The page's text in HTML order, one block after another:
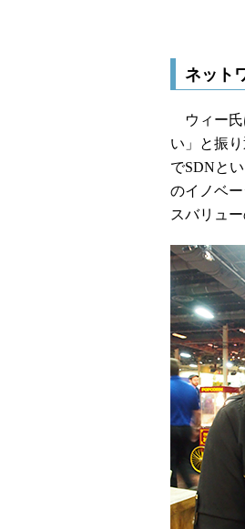
ネット
ウィー氏
い」と振
でSDNと
のイノベ
スバリュ